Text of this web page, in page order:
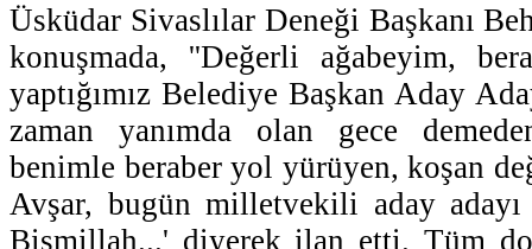
Üsküdar Sivaslılar Deneği Başkanı
konuşmada, ''Değerli ağabeyim,
yaptığımız Belediye Başkan Aday
zaman yanımda olan gece
benimle beraber yol yürüyen, koşan
Avşar, bugün milletvekili aday
Bismillah...' diyerek ilan etti. Tüm